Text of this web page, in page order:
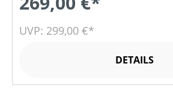
UVP: 299,00 €*
DETAILS